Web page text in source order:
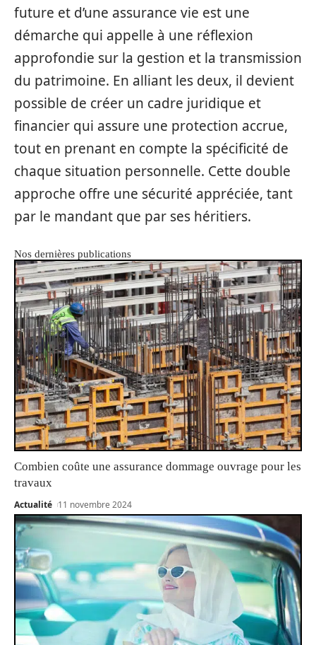
future et d’une assurance vie est une
démarche qui appelle à une réflexion
approfondie sur la gestion et la transmission
du patrimoine. En alliant les deux, il devient
possible de créer un cadre juridique et
financier qui assure une protection accrue,
tout en prenant en compte la spécificité de
chaque situation personnelle. Cette double
approche offre une sécurité appréciée, tant
par le mandant que par ses héritiers.
Nos dernières publications
Combien coûte une assurance dommage ouvrage pour les
travaux
Actualité 11 novembre 2024